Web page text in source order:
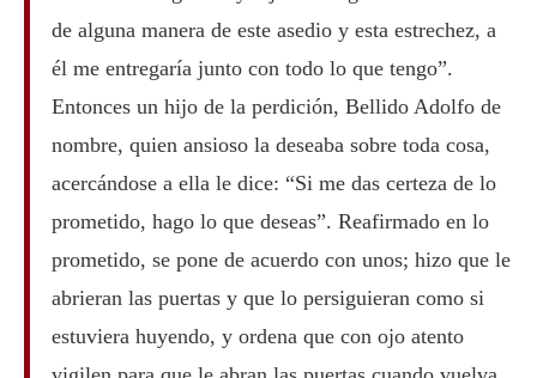
de alguna manera de este asedio y esta estrechez, a
él me entregaría junto con todo lo que tengo”.
Entonces un hijo de la perdición, Bellido Adolfo de
nombre, quien ansioso la deseaba sobre toda cosa,
acercándose a ella le dice: “Si me das certeza de lo
prometido, hago lo que deseas”. Reafirmado en lo
prometido, se pone de acuerdo con unos; hizo que le
abrieran las puertas y que lo persiguieran como si
estuviera huyendo, y ordena que con ojo atento